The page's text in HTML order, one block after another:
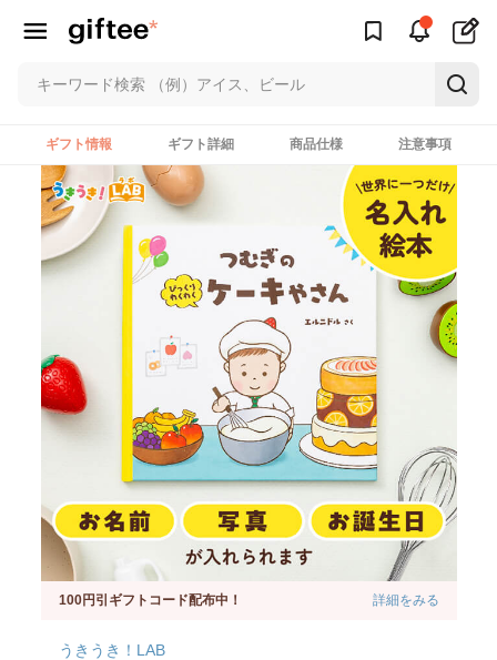
ギフト情報 ギフト詳細 商品仕様 注意事項
100円引ギフトコード配布中！ 詳細をみる
うきうき！LAB